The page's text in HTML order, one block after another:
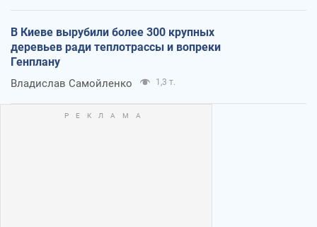
В Киеве вырубили более 300 крупных
деревьев ради теплотрассы и вопреки
Генплану
Владислав Самойленко 1,3 т.